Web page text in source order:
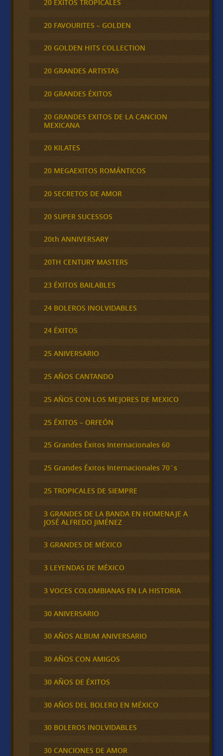
20 ÉXITOS TROPICALES
20 FAVOURITES – GOLDEN
20 GOLDEN HITS COLLECTION
20 GRANDES ARTISTAS
20 GRANDES ÉXITOS
20 GRANDES EXITOS DE LA CANCION
MEXICANA
20 KILATES
20 MEGAEXITOS ROMÁNTICOS
20 SECRETOS DE AMOR
20 SUPER SUCESSOS
20th ANNIVERSARY
20TH CENTURY MASTERS
23 ÉXITOS BAILABLES
24 BOLEROS INOLVIDABLES
24 ÉXITOS
25 ANIVERSARIO
25 AÑOS CANTANDO
25 AÑOS CON LOS MEJORES DE MEXICO
25 ÉXITOS – ORFEÓN
25 Grandes Éxitos Internacionales 60
25 Grandes Éxitos Internacionales 70´s
25 TROPICALES DE SIEMPRE
3 GRANDES DE LA BANDA EN HOMENAJE A
JOSÉ ALFREDO JIMÉNEZ
3 GRANDES DE MÉXICO
3 LEYENDAS DE MÉXICO
3 VOCES COLOMBIANAS EN LA HISTORIA
30 ANIVERSARIO
30 AÑOS ALBUM ANIVERSARIO
30 AÑOS CON AMIGOS
30 AÑOS DE ÉXITOS
30 AÑOS DEL BOLERO EN MÉXICO
30 BOLEROS INOLVIDABLES
30 CANCIONES DE AMOR